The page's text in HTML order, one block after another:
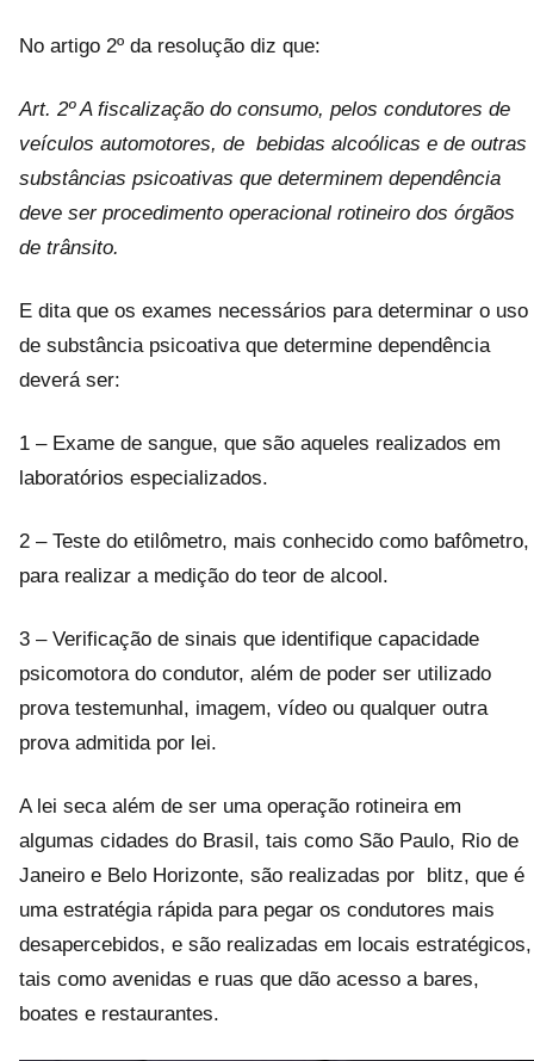
No artigo 2º da resolução diz que:
Art. 2º A fiscalização do consumo, pelos condutores de
veículos automotores, de bebidas alcoólicas e de outras
substâncias psicoativas que determinem dependência
deve ser procedimento operacional rotineiro dos órgãos
de trânsito.
E dita que os exames necessários para determinar o uso
de substância psicoativa que determine dependência
deverá ser:
1 – Exame de sangue, que são aqueles realizados em
laboratórios especializados.
2 – Teste do etilômetro, mais conhecido como bafômetro,
para realizar a medição do teor de alcool.
3 – Verificação de sinais que identifique capacidade
psicomotora do condutor, além de poder ser utilizado
prova testemunhal, imagem, vídeo ou qualquer outra
prova admitida por lei.
A lei seca além de ser uma operação rotineira em
algumas cidades do Brasil, tais como São Paulo, Rio de
Janeiro e Belo Horizonte, são realizadas por blitz, que é
uma estratégia rápida para pegar os condutores mais
desapercebidos, e são realizadas em locais estratégicos,
tais como avenidas e ruas que dão acesso a bares,
boates e restaurantes.